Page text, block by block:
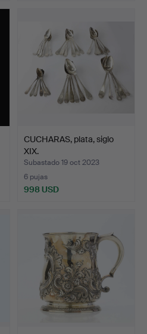
CUCHARAS, plata, siglo
XIX.
Subastado 19 oct 2023
6 pujas
998 USD